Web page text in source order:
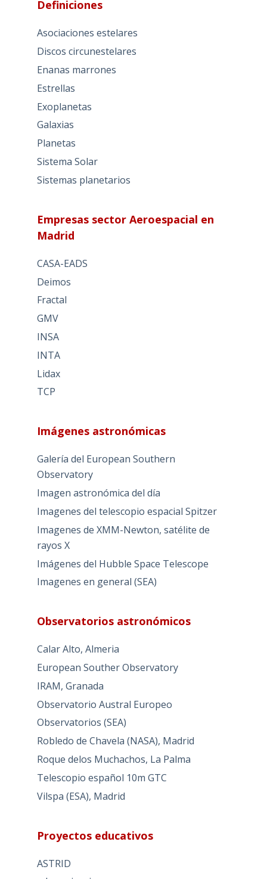
Definiciones
Asociaciones estelares
Discos circunestelares
Enanas marrones
Estrellas
Exoplanetas
Galaxias
Planetas
Sistema Solar
Sistemas planetarios
Empresas sector Aeroespacial en
Madrid
CASA-EADS
Deimos
Fractal
GMV
INSA
INTA
Lidax
TCP
Imágenes astronómicas
Galería del European Southern
Observatory
Imagen astronómica del día
Imagenes del telescopio espacial Spitzer
Imagenes de XMM-Newton, satélite de
rayos X
Imágenes del Hubble Space Telescope
Imagenes en general (SEA)
Observatorios astronómicos
Calar Alto, Almeria
European Souther Observatory
IRAM, Granada
Observatorio Austral Europeo
Observatorios (SEA)
Robledo de Chavela (NASA), Madrid
Roque delos Muchachos, La Palma
Telescopio español 10m GTC
Vilspa (ESA), Madrid
Proyectos educativos
ASTRID